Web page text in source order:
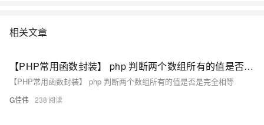
相关文章
【PHP常用函数封装】 php 判断两个数组所有的值是否是完全相等
【PHP常用函数封装】 php 判断两个数组所有的值是否是完全相等
G佳伟 238